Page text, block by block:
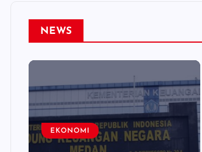
NEWS
EKONOMI